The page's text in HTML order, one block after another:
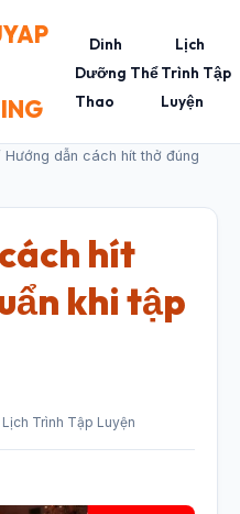
Dinh
Dưỡng Thể
Thao
Lịch
Trình Tập
Luyện
Hướng dẫn cách hít thở đúng
hít
khi tập
Trình Tập Luyện